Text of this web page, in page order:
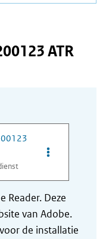
ATR
Opties van
Reader. Deze
van Adobe.
de installatie